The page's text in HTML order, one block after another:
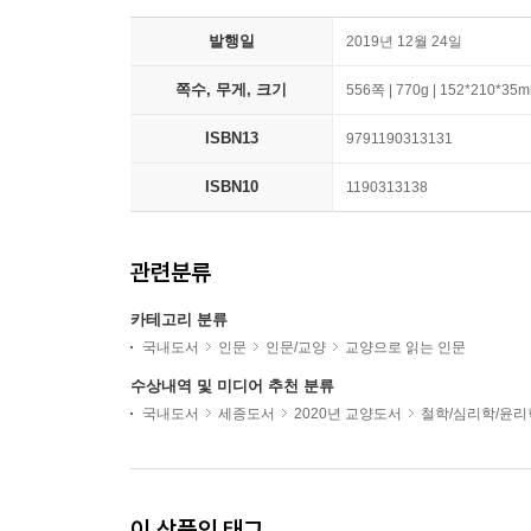
발행일 2019년 12월 24일
쪽수, 무게, 크기 556쪽 | 770g |
ISBN13 9791190313131
ISBN10 1190313138
관련분류
카테고리 분류
국내도서 인문 인문/교양 교양으로 읽는 인문
수상내역 및 미디어 추천 분류
국내도서 세종도서 2020년 교양도서 철학/심리학/윤리